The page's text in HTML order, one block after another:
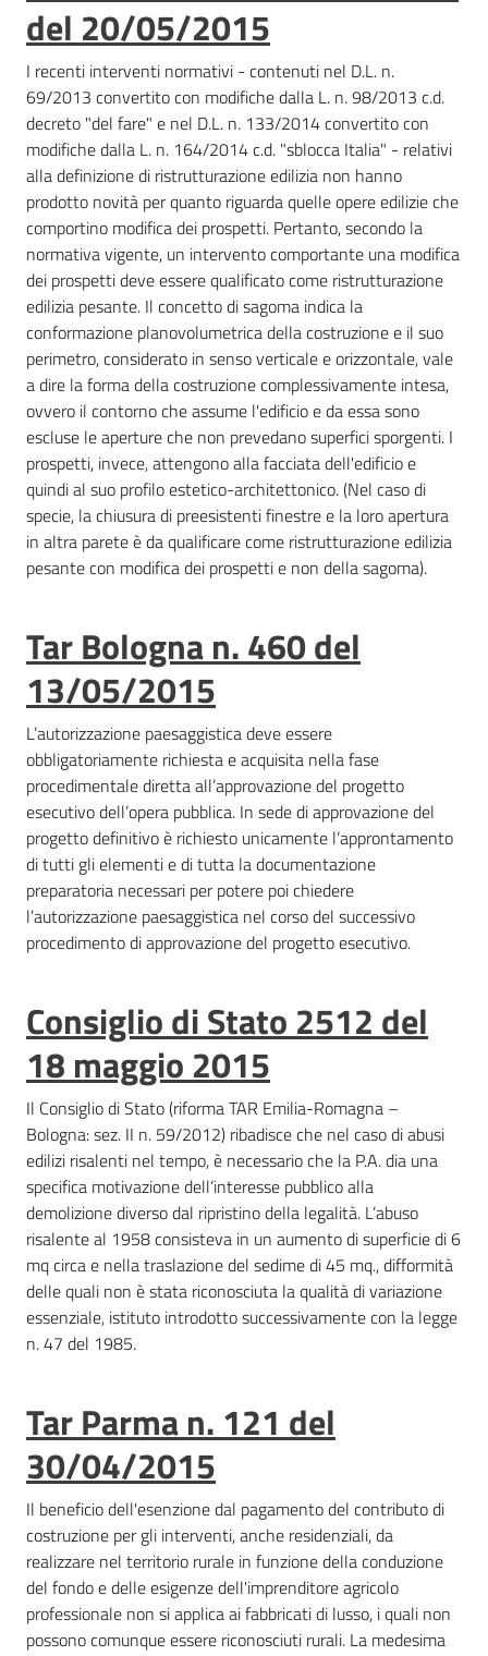
del 20/05/2015
I recenti interventi normativi - contenuti nel D.L. n.
69/2013 convertito con modifiche dalla L. n. 98/2013 c.d.
decreto "del fare" e nel D.L. n. 133/2014 convertito con
modifiche dalla L. n. 164/2014 c.d. "sblocca Italia" - relativi
alla definizione di ristrutturazione edilizia non hanno
prodotto novità per quanto riguarda quelle opere edilizie che
comportino modifica dei prospetti. Pertanto, secondo la
normativa vigente, un intervento comportante una modifica
dei prospetti deve essere qualificato come ristrutturazione
edilizia pesante. Il concetto di sagoma indica la
conformazione planovolumetrica della costruzione e il suo
perimetro, considerato in senso verticale e orizzontale, vale
a dire la forma della costruzione complessivamente intesa,
ovvero il contorno che assume l'edificio e da essa sono
escluse le aperture che non prevedano superfici sporgenti. I
prospetti, invece, attengono alla facciata dell'edificio e
quindi al suo profilo estetico-architettonico. (Nel caso di
specie, la chiusura di preesistenti finestre e la loro apertura
in altra parete è da qualificare come ristrutturazione edilizia
pesante con modifica dei prospetti e non della sagoma).
Tar Bologna n. 460 del
13/05/2015
L’autorizzazione paesaggistica deve essere
obbligatoriamente richiesta e acquisita nella fase
procedimentale diretta all’approvazione del progetto
esecutivo dell’opera pubblica. In sede di approvazione del
progetto definitivo è richiesto unicamente l’approntamento
di tutti gli elementi e di tutta la documentazione
preparatoria necessari per potere poi chiedere
l’autorizzazione paesaggistica nel corso del successivo
procedimento di approvazione del progetto esecutivo.
Consiglio di Stato 2512 del
18 maggio 2015
Il Consiglio di Stato (riforma TAR Emilia-Romagna –
Bologna: sez. II n. 59/2012) ribadisce che nel caso di abusi
edilizi risalenti nel tempo, è necessario che la P.A. dia una
specifica motivazione dell’interesse pubblico alla
demolizione diverso dal ripristino della legalità. L’abuso
risalente al 1958 consisteva in un aumento di superficie di 6
mq circa e nella traslazione del sedime di 45 mq., difformità
delle quali non è stata riconosciuta la qualità di variazione
essenziale, istituto introdotto successivamente con la legge
n. 47 del 1985.
Tar Parma n. 121 del
30/04/2015
Il beneficio dell'esenzione dal pagamento del contributo di
costruzione per gli interventi, anche residenziali, da
realizzare nel territorio rurale in funzione della conduzione
del fondo e delle esigenze dell'imprenditore agricolo
professionale non si applica ai fabbricati di lusso, i quali non
possono comunque essere riconosciuti rurali. La medesima